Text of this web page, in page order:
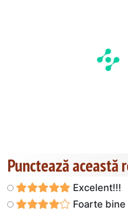
Punctează această
Excelent!!!
Foarte bine